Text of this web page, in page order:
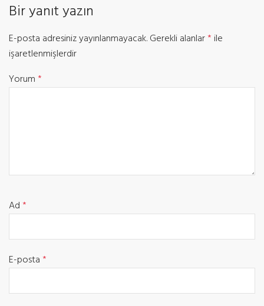
Bir yanıt yazın
E-posta adresiniz yayınlanmayacak.Gerekli alanlar* ile
işaretlenmişlerdir
Yorum*
Ad*
E-posta*